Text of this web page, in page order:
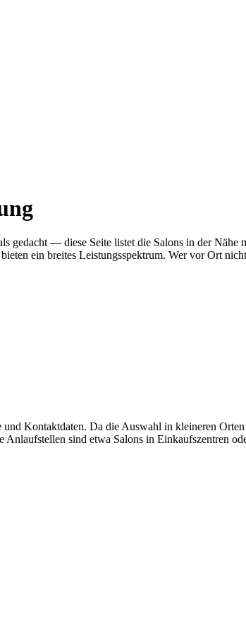
gedacht — diese Seite listet die Salons in der
ein breites Leistungsspektrum. Wer vor Ort
Kontaktdaten. Da die Auswahl in kleineren
sind etwa Salons in Einkaufszentren